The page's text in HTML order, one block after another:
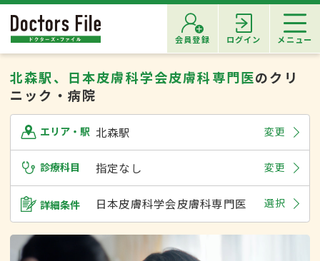
会員登録 ログイン メニュー
北森駅、日本皮膚科学会皮膚科専門医のクリ
ニック・病院
エリア・駅 北森駅 変更
診療科目 指定なし 変更
詳細条件 日本皮膚科学会皮膚科専門医 選択